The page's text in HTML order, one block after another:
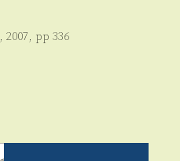
, 2007, pp 336